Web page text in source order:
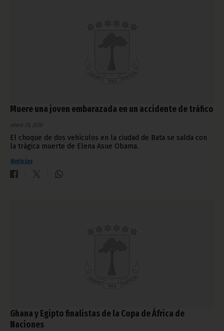
Muere una joven embarazada en un accidente de tráfico
enero 29, 2010
El choque de dos vehículos en la ciudad de Bata se salda con
la trágica muerte de Elena Asue Obama.
Noticias
Ghana y Egipto finalistas de la Copa de África de
Naciones